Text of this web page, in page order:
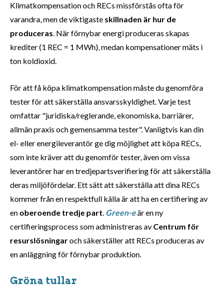
Klimatkompensation och RECs missförstås ofta för
varandra, men de viktigaste skillnaden är hur de
produceras. När förnybar energi produceras skapas
krediter (1 REC = 1 MWh), medan kompensationer mäts i
ton koldioxid.
För att få köpa klimatkompensation måste du genomföra
tester för att säkerställa ansvarsskyldighet. Varje test
omfattar "juridiska/reglerande, ekonomiska, barriärer,
allmän praxis och gemensamma tester". Vanligtvis kan din
el- eller energileverantör ge dig möjlighet att köpa RECs,
som inte kräver att du genomför tester, även om vissa
leverantörer har en tredjepartsverifiering för att säkerställa
deras miljöfördelar. Ett sätt att säkerställa att dina RECs
kommer från en respektfull källa är att ha en certifiering av
en oberoende tredje part Green-eär en ny
certifieringsprocess som administreras av Centrum för
resurslösningaroch säkerställer att RECs produceras av
en anläggning för förnybar produktion.
Gröna tullar